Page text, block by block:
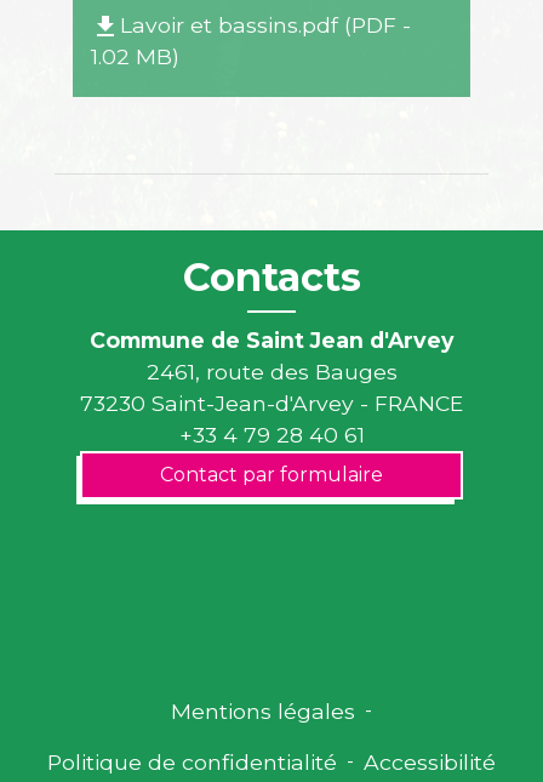
file_download Lavoir et bassins.pdf (PDF -
1.02 MB)
Contacts
Commune de Saint Jean d'Arvey
2461, route des Bauges
73230 Saint-Jean-d'Arvey - FRANCE
+33 4 79 28 40 61
Contact par formulaire
Mentions légales -
Politique de confidentialité - Accessibilité